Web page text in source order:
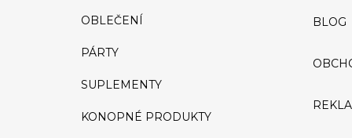
OBLEČENÍ
PÁRTY
SUPLEMENTY
KONOPNÉ PRODUKTY
BLOG